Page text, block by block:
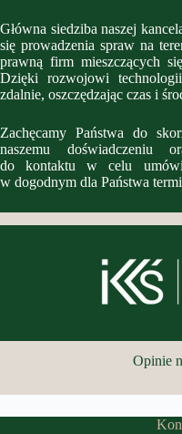
Główna siedziba naszej
się prowadzenia spraw na
prawną firm mieszczących
Dzięki rozwojowi
zdalnie, oszczędzając czas i
Zachęcamy Państwa do
naszemu doświadczeniu
do kontaktu w celu
w dogodnym dla Państwa
Opinie